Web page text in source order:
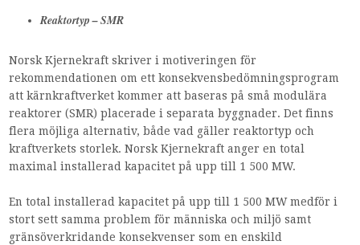
Reaktortyp – SMR
Norsk Kjernekraft skriver i motiveringen för
rekommendationen om ett konsekvensbedömningsprogram
att kärnkraftverket kommer att baseras på små modulära
reaktorer (SMR) placerade i separata byggnader. Det finns
flera möjliga alternativ, både vad gäller reaktortyp och
kraftverkets storlek. Norsk Kjernekraft anger en total
maximal installerad kapacitet på upp till 1 500 MW.
En total installerad kapacitet på upp till 1 500 MW medför i
stort sett samma problem för människa och miljö samt
gränsöverkridande konsekvenser som en enskild